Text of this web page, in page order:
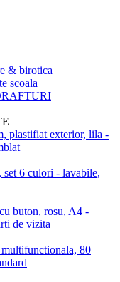
& birotica
scoala
plastifiat exterior, lila -
set 6 culori - lavabile,
buton, rosu, A4 -
de vizita
80